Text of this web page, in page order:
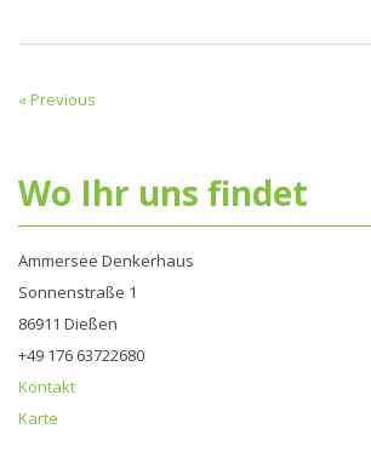
« Previous
Wo Ihr uns findet
Ammersee Denkerhaus
Sonnenstraße 1
86911 Dießen
+49 176 63722680‬
Kontakt
Karte